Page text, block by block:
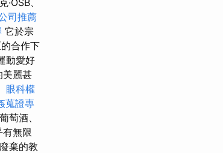
司推薦
它於宗
合作下
動愛好
美麗甚
眼科權
蒐證專
萄酒、
無限
棄的教